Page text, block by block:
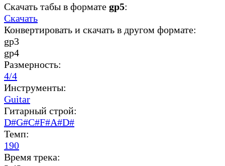
Скачать табы в формате gp5:
Скачать
Конвертировать и скачать в другом формате:
gp3
gp4
Размерность:
4/4
Инструменты:
Guitar
Гитарный строй:
D#G#C#F#A#D#
Темп:
190
Время трека: